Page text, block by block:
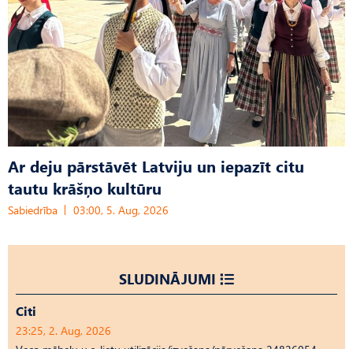
Ar deju pārstāvēt Latviju un iepazīt citu
tautu krāšņo kultūru
Sabiedrība 03:00, 5. Aug, 2026
SLUDINĀJUMI
Citi
23:25, 2. Aug, 2026